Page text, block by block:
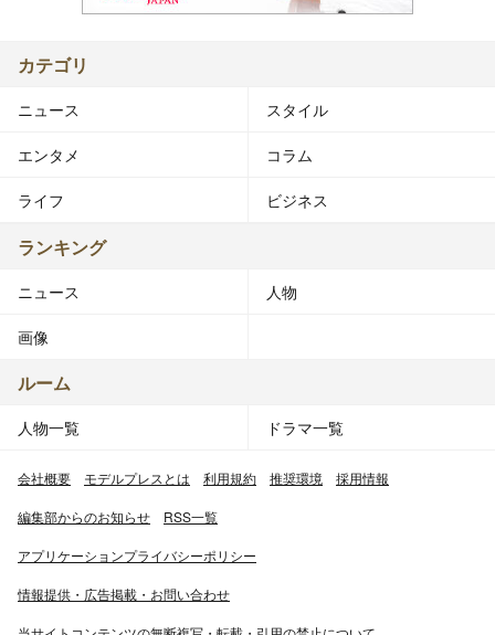
カテゴリ
ニュース スタイル
エンタメ コラム
ライフ ビジネス
ランキング
ニュース 人物
画像
ルーム
人物一覧 ドラマ一覧
会社概要 モデルプレスとは 利用規約 推奨環境 採用情報
編集部からのお知らせ RSS一覧
アプリケーションプライバシーポリシー
情報提供・広告掲載・お問い合わせ